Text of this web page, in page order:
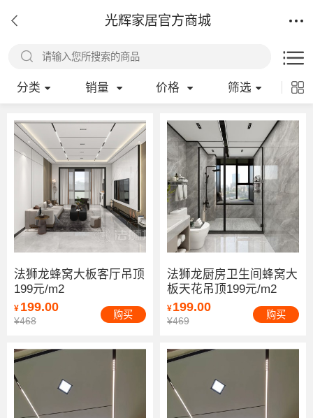
光辉家居官方商城
分类 销量 价格 筛选
法狮龙蜂窝大板客厅吊顶
199元/m2
¥ 199.00
¥468
购买
法狮龙厨房卫生间蜂窝大
板天花吊顶199元/m2
¥199.00
¥469
购买